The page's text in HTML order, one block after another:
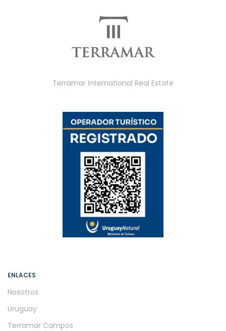
Terramar International Real Estate
ENLACES
Nosotros
Uruguay
Terramar Campos